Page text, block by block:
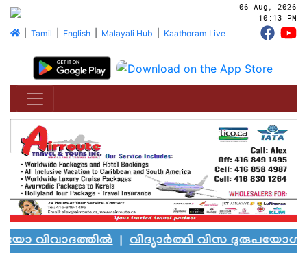
06 Aug, 2026
10:13 PM
| Tamil English| Malayali Hub Kaathoram Live
|വിദ്യാർത്ഥി വിസ ദുരുപയോഗം